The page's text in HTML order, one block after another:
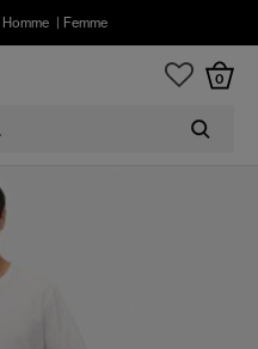
Homme Femme
0